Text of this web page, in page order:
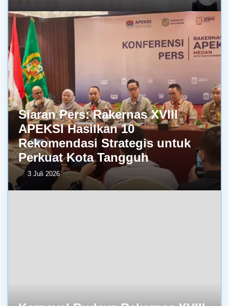
Siaran Pers: Rakernas XVIII
APEKSI Hasilkan 10
Rekomendasi Strategis untuk
Perkuat Kota Tangguh
3 Juli 2026